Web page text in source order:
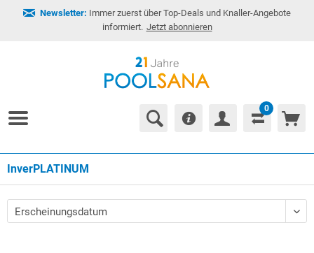
Newsletter: Immer zuerst über Top-Deals und Knaller-Angebote
informiert. Jetzt abonnieren
0
InverPLATINUM